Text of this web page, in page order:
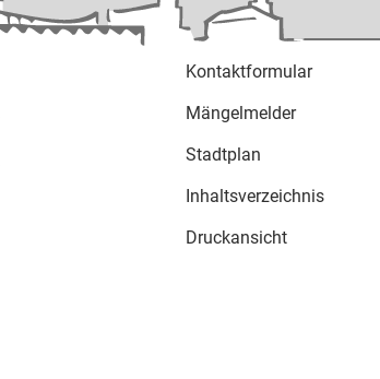
Kontaktformular
Mängelmelder
Stadtplan
Inhaltsverzeichnis
Druckansicht